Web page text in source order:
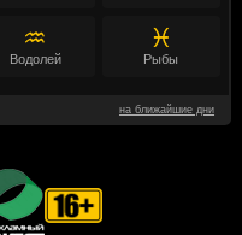
♒
Водолей
♓
Рыбы
на ближайшие дни